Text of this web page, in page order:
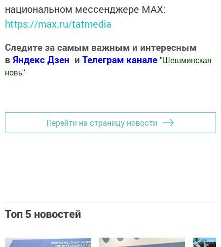
национальном мессенджере MАХ:
https://max.ru/tatmedia
Следите за самым важным и интересным
в Яндекс Дзен и Телеграм канале " Шешминская
новь"
Перейти на страницу новости
Топ 5 новостей